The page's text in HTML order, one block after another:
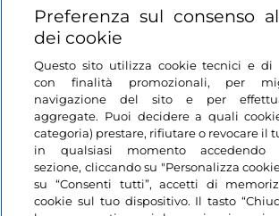
Login
Restiamo in contatto
Preferenza sul consenso
dei cookie
Questo sito utilizza cookie tecnici e di
con finalità promozionali, per
navigazione del sito e per
aggregate. Puoi decidere a quali
categoria) prestare, rifiutare o revocare il
in qualsiasi momento accedendo
sezione, cliccando su "Personalizza
su “Consenti tutti”, accetti di
cookie sul tuo dispositivo. Il tasto